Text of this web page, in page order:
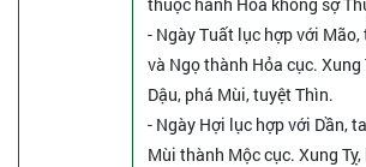
- Ngày Tuất lục hợp với Mão,
và Ngọ thành Hỏa cục.
Dậu, phá Mùi, tuyệt Thìn.
- Ngày Hợi lục hợp với Dần,
Mùi thành Mộc cục. Xung